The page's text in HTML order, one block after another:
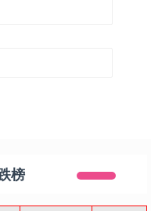
榜